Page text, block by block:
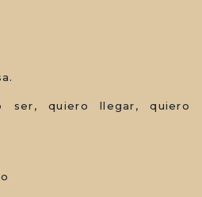
ser, quiero llegar, quiero